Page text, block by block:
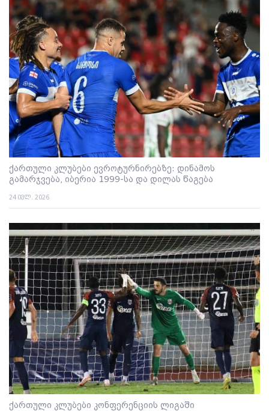
ქართული კლუბები ევროტურნირებზე: დინამოს
გამარჯვება, იბერია 1999-სა და დილას წაგება
24 ივლ. 2026
ქართული კლუბები კონფერენციის ლიგაში